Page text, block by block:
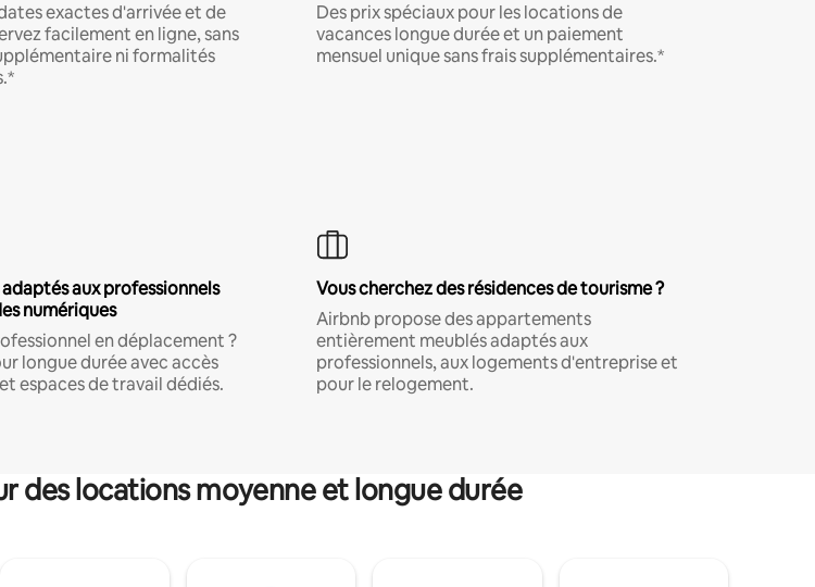
exactes d'arrivée et de
facilement en ligne, sans
ni formalités
Des prix spéciaux pour les locations de
vacances longue durée et un paiement
mensuel unique sans frais supplémentaires.*
aux professionnels
numériques
en déplacement ?
longue durée avec accès
espaces de travail dédiés.
Vous cherchez des résidences de tourisme ?
Airbnb propose des appartements
entièrement meublés adaptés aux
professionnels, aux logements d'entreprise et
pour le relogement.
des locations moyenne et longue durée